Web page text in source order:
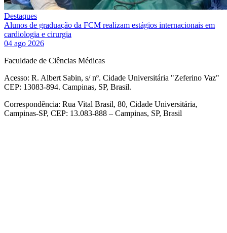
Destaques
Alunos de graduação da FCM realizam estágios internacionais em
cardiologia e cirurgia
04 ago 2026
Faculdade de Ciências Médicas
Acesso: R. Albert Sabin, s/ nº. Cidade Universitária "Zeferino Vaz"
CEP: 13083-894. Campinas, SP, Brasil.
Correspondência: Rua Vital Brasil, 80, Cidade Universitária,
Campinas-SP, CEP: 13.083-888 – Campinas, SP, Brasil